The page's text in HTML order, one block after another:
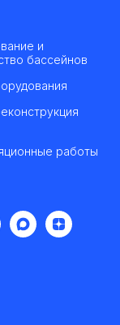
и
бассейнов
работы